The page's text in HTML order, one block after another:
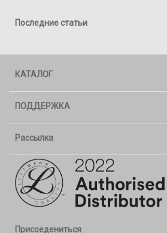
Последние статьи
КАТАЛОГ
ПОДДЕРЖКА
Рассылка
Присоедениться